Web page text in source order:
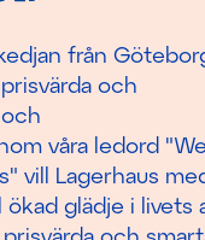
från
och
våra ledord "We
vill Lagerhaus
glädje i livets